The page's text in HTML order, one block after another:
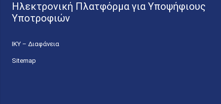
Ηλεκτρονική Πλατφόρμα για Υποψήφιους
Υποτροφιών
ΙΚΥ – Διαφάνεια
Sitemap